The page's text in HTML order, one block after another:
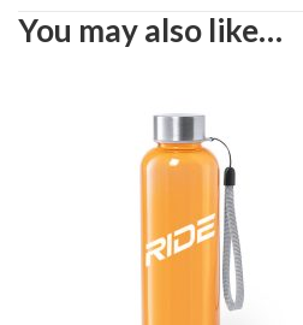
You may also like…